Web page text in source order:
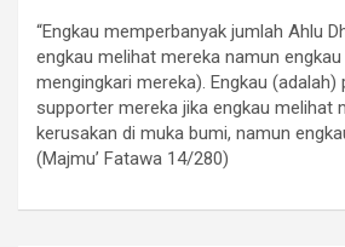
“Engkau memperbanyak jumlah Ahlu
engkau melihat mereka namun
mengingkari mereka). Engkau (adalah)
supporter mereka jika engkau melihat
kerusakan di muka bumi, namun
(Majmu’ Fatawa 14/280)